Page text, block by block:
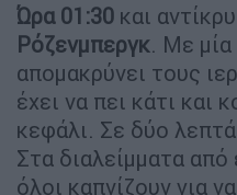
Ώρα 01:30 και
Ρόζενμπεργκ. Με μία
απομακρύνει τους
έχει να πει κάτι και
κεφάλι. Σε δύο
Στα διαλείμματα
όλοι καπνίζουν για